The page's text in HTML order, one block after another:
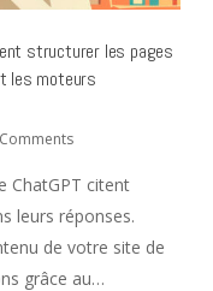
structurer les pages
les moteurs
ChatGPT citent
leurs réponses.
de votre site de
grâce au…